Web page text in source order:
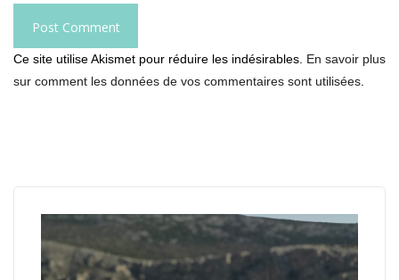
Ce site utilise Akismet pour réduire les indésirables. En savoir plus
sur comment les données de vos commentaires sont utilisées